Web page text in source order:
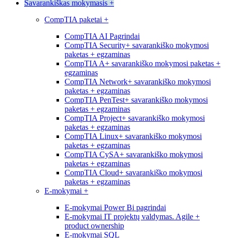
Savarankiškas mokymasis +
CompTIA paketai +
CompTIA AI Pagrindai
CompTIA Security+ savarankiško mokymosi
paketas + egzaminas
CompTIA A+ savarankiško mokymosi paketas +
egzaminas
CompTIA Network+ savarankiško mokymosi
paketas + egzaminas
CompTIA PenTest+ savarankiško mokymosi
paketas + egzaminas
CompTIA Project+ savarankiško mokymosi
paketas + egzaminas
CompTIA Linux+ savarankiško mokymosi
paketas + egzaminas
CompTIA CySA+ savarankiško mokymosi
paketas + egzaminas
CompTIA Cloud+ savarankiško mokymosi
paketas + egzaminas
E-mokymai +
E-mokymai Power Bi pagrindai
E-mokymai IT projektų valdymas. Agile +
product ownership
E-mokymai SQL